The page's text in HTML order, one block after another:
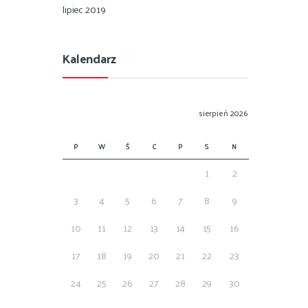
lipiec 2019
Kalendarz
sierpień 2026
P W Ś C P S N
1
2
3
4 5 6 7 8
9
10
11 12 13 14 15
16
17
18 19 20 21 22
23
24
25 26 27 28 29
30